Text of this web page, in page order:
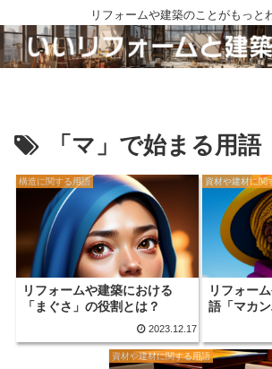
リフォームや建築のことがもっと
「マ」で始まる用語
構造に関する用語
リフォームや建築における
「まぐさ」の役割とは？
2023.12.17
資材や建材に関
リフォー
語「マカ
資材や建材に関する用語